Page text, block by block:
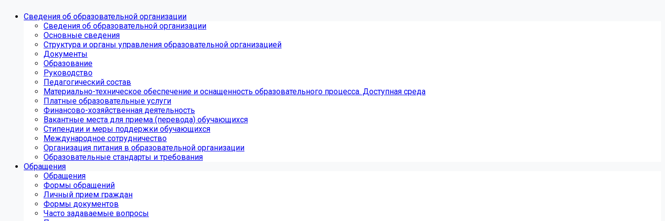
Сведения об образовательной организации
Сведения об образовательной организации
Основные сведения
Структура и органы управления образовательной организацией
Документы
Образование
Руководство
Педагогический состав
Материально-техническое обеспечение и оснащенность образовательного процесса. Доступная среда
Платные образовательные услуги
Финансово-хозяйственная деятельность
Вакантные места для приема (перевода) обучающихся
Стипендии и меры поддержки обучающихся
Международное сотрудничество
Организация питания в образовательной организации
Образовательные стандарты и требования
Обращения
Обращения
Формы обращений
Личный прием граждан
Формы документов
Часто задаваемые вопросы